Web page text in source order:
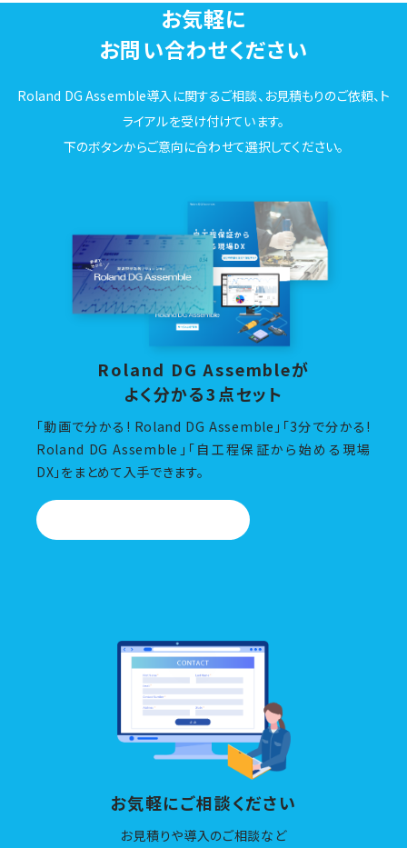
お気軽に
お問い合わせください
Roland DG Assemble導入に関するご相談、お見積もりのご依頼、ト
ライアルを受け付けています。
下のボタンからご意向に合わせて選択してください。
Roland DG Assembleが
よく分かる3点セット
「動画で分かる! Roland DG Assemble」「3分で分かる!
Roland DG Assemble」「自工程保証から始める現場
DX」をまとめて入手できます。
お気軽にご相談ください
お見積りや導入のご相談など